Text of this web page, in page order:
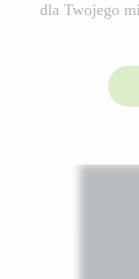
dla Twojego